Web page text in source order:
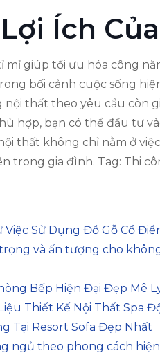
Ích
giúp tối ưu hóa công
bối cảnh cuộc sống
nội thất theo yêu cầu còn
hợp, bạn có thể đầu tư
thất không chỉ nằm ở
trong gia đình. Tag: Thi
Việc Sử Dụng Đồ Gỗ Cổ
và ấn tượng cho
Bếp Hiện Đại Đẹp Mê
Thiết Kế Nội Thất Spa
Tại Resort Sofa Đẹp Nhất
ngủ theo phong cách